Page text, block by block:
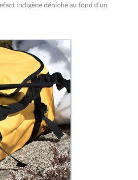
indigène déniché au fond d’un